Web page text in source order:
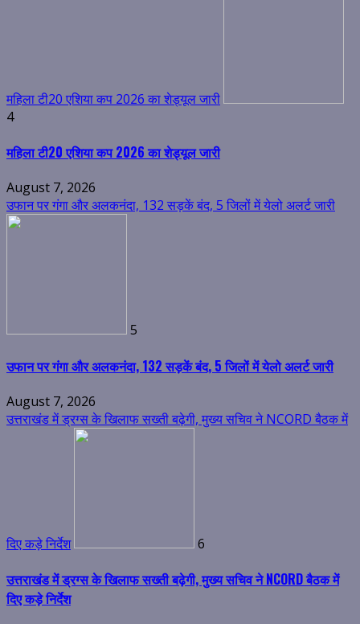
महिला टी20 एशिया कप 2026 का शेड्यूल जारी
4
महिला टी20 एशिया कप 2026 का शेड्यूल जारी
August 7, 2026
उफान पर गंगा और अलकनंदा, 132 सड़कें बंद, 5 जिलों में येलो अलर्ट जारी
5
उफान पर गंगा और अलकनंदा, 132 सड़कें बंद, 5 जिलों में येलो अलर्ट जारी
August 7, 2026
उत्तराखंड में ड्रग्स के खिलाफ सख्ती बढ़ेगी, मुख्य सचिव ने NCORD बैठक में
दिए कड़े निर्देश 6
उत्तराखंड में ड्रग्स के खिलाफ सख्ती बढ़ेगी, मुख्य सचिव ने NCORD बैठक में
दिए कड़े निर्देश